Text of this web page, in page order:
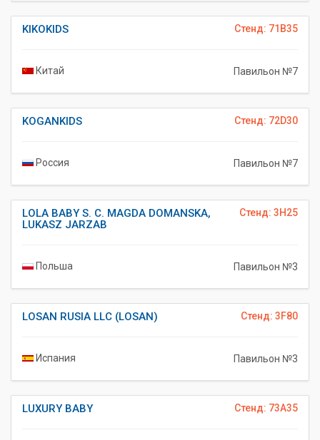
Стенд: 71B35
KIKOKIDS
Китай Павильон №7
Стенд: 72D30
KOGANKIDS
Россия Павильон №7
Стенд: 3H25
LOLA BABY S. C. MAGDA DOMANSKA,
LUKASZ JARZAB
Польша Павильон №3
Стенд: 3F80
LOSAN RUSIA LLC (LOSAN)
Испания Павильон №3
Стенд: 73A35
LUXURY BABY